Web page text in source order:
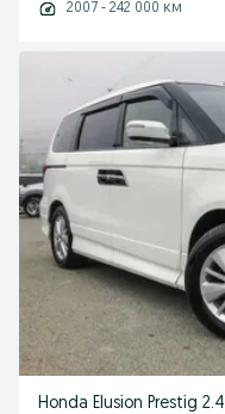
2007 - 242 000 км
Honda Elusion Prestig 2.4